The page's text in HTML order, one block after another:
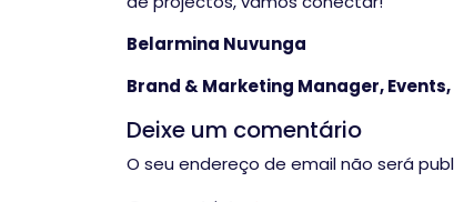
Belarmina Nuvunga
Brand & Marketing Manager,
Deixe um comentário
O seu endereço de email não será